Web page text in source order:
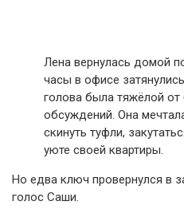
Лена вернулась домой
часы в офисе
голова была тяжёлой
обсуждений. Она
скинуть туфли,
уюте своей квартиры.
Но едва ключ провернулся в
голос Саши.